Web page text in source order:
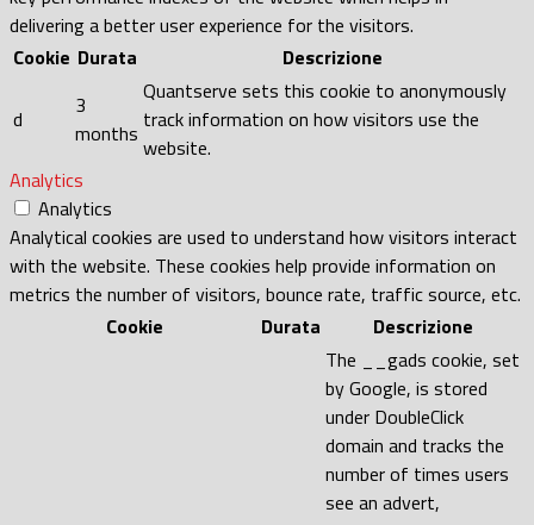
delivering a better user experience for the visitors.
Cookie Durata Descrizione
d
3
months
Quantserve sets this cookie to anonymously
track information on how visitors use the
website.
Analytics
Analytics
Analytical cookies are used to understand how visitors interact
with the website. These cookies help provide information on
metrics the number of visitors, bounce rate, traffic source, etc.
Cookie
Durata Descrizione
The __gads cookie, set
by Google, is stored
under DoubleClick
domain and tracks the
number of times users
see an advert,